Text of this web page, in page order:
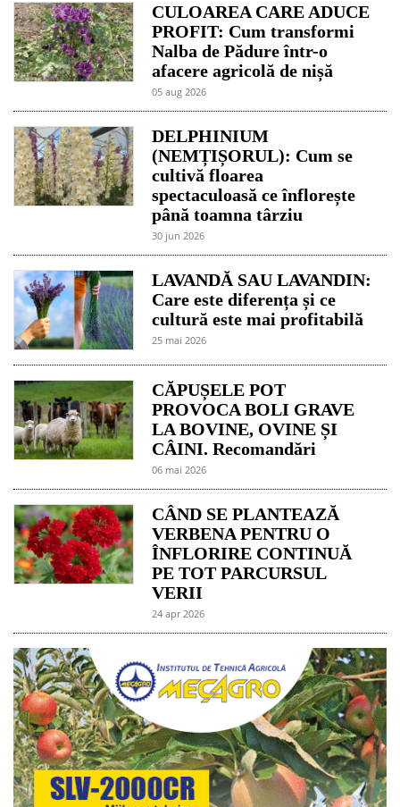
CULOAREA CARE ADUCE
PROFIT: Cum transformi
Nalba de Pădure într-o
afacere agricolă de nișă
05 aug 2026
DELPHINIUM
(NEMȚIȘORUL): Cum se
cultivă floarea
spectaculoasă ce înflorește
până toamna târziu
30 jun 2026
LAVANDĂ SAU LAVANDIN:
Care este diferența și ce
cultură este mai profitabilă
25 mai 2026
CĂPUȘELE POT
PROVOCA BOLI GRAVE
LA BOVINE, OVINE ȘI
CÂINI. Recomandări
06 mai 2026
CÂND SE PLANTEAZĂ
VERBENA PENTRU O
ÎNFLORIRE CONTINUĂ
PE TOT PARCURSUL
VERII
24 apr 2026